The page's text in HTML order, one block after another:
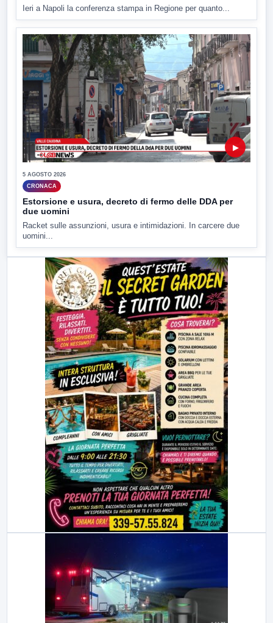
Ieri a Napoli la conferenza stampa in Regione per quanto...
▶
5 AGOSTO 2026
CRONACA
Estorsione e usura, decreto di fermo delle DDA per
due uomini
Racket sulle assunzioni, usura e intimidazioni. In carcere due
uomini...